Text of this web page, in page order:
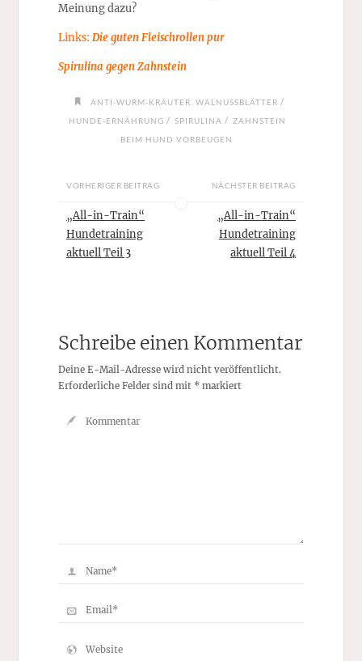
Meinung dazu?
Links: Die guten Fleischrollen pur
Spirulina gegen Zahnstein
ANTI-WURM-KRÄUTER. WALNUSSBLÄTTER /
HUNDE-ERNÄHRUNG / SPIRULINA / ZAHNSTEIN
BEIM HUND VORBEUGEN
VORHERIGER BEITRAG
„All-in-Train“
Hundetraining
aktuell Teil 3
NÄCHSTER BEITRAG
„All-in-Train“
Hundetraining
aktuell Teil 4
Schreibe einen Kommentar
Deine E-Mail-Adresse wird nicht veröffentlicht.
Erforderliche Felder sind mit *markiert